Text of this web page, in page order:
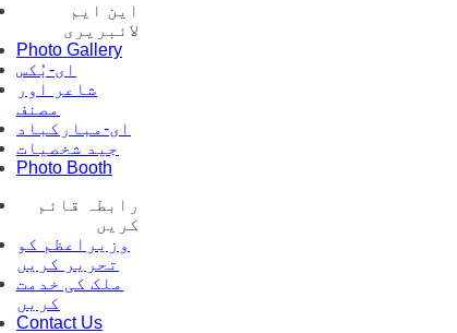
این ایم
لائبریری
Photo Gallery
ای-بُکس
شاعر اور
مصنف
ای-مبارکباد
جید شخصیات
Photo Booth
رابطہ قائم
کریں
وزیراعظم کو
تحریر کریں
ملک کی خدمت
کریں
Contact Us